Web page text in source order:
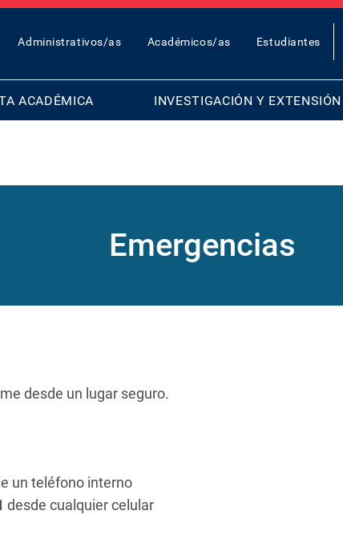
TOP
MENU
Administrativos/as Académicos/as Estudiantes
ACADÉMICA INVESTIGACIÓN Y EXTENSIÓN
Emergencias
desde un lugar seguro.
un teléfono interno
desde cualquier celular